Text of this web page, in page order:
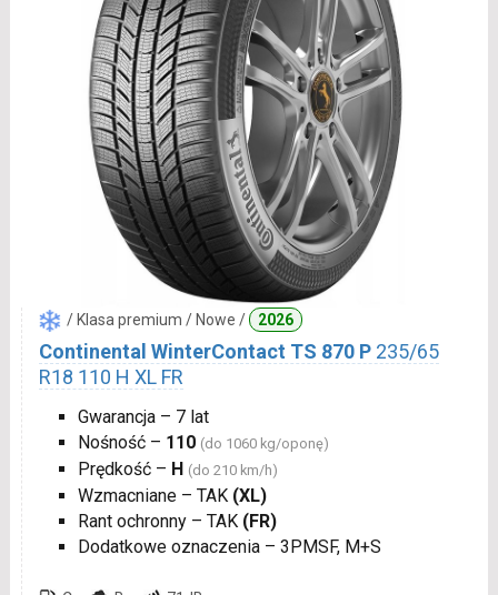
/ Klasa premium / Nowe / 2026
Continental WinterContact TS 870 P 235/65
R18 110 H XL FR
Gwarancja – 7 lat
Nośność – 110 (do 1060 kg/oponę)
Prędkość – H (do 210 km/h)
Wzmacniane – TAK (XL)
Rant ochronny – TAK (FR)
Dodatkowe oznaczenia – 3PMSF, M+S